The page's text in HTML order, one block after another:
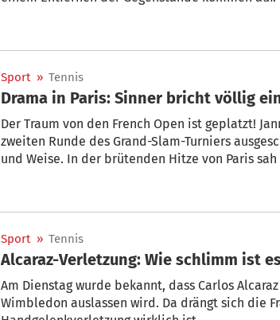
Sport » Tennis
Drama in Paris: Sinner bricht völlig
Der Traum von den French Open ist geplatzt!
zweiten Runde des Grand-Slam-Turniers
und Weise. In der brütenden Hitze von Paris
Sport » Tennis
Alcaraz-Verletzung: Wie schlimm ist
Am Dienstag wurde bekannt, dass Carlos
Wimbledon auslassen wird. Da drängt sich die